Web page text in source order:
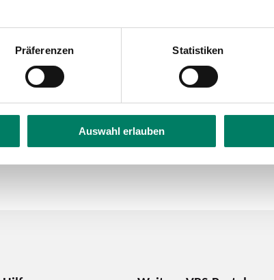
Präferenzen Statistiken
Auswahl erlauben